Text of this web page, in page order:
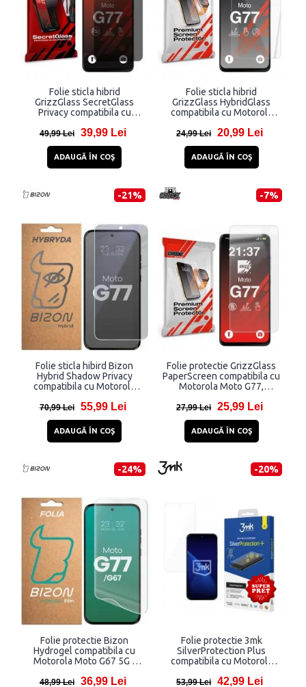
Folie sticla hibrid
GrizzGlass SecretGlass
Privacy compatibila cu
49,99 Lei 39,99 Lei
ADAUGĂ ÎN COŞ
Folie sticla hibrid
GrizzGlass HybridGlass
compatibila cu Motorola
24,99 Lei 20,99 Lei
ADAUGĂ ÎN COŞ
-21%
Folie sticla hibird Bizon
Hybrid Shadow Privacy
compatibila cu Motorola
70,99 Lei 55,99 Lei
ADAUGĂ ÎN COŞ
-7%
Folie protectie GrizzGlass
PaperScreen compatibila cu
Motorola Moto G77,
27,99 Lei 25,99 Lei
ADAUGĂ ÎN COŞ
-24%
Folie protectie Bizon
Hydrogel compatibila cu
Motorola Moto G67 5G /
48,99 Lei 36,99 Lei
-20%
Folie protectie 3mk
SilverProtection Plus
compatibila cu Motorola
Transparent
53,99 Lei 42,99 Lei